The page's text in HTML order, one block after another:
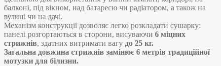
балконі, під вікном, над батареєю чи радіатором, а також на
вулиці чи на дачі.
Механізм конструкції дозволяє легко розкладати сушарку:
панелі розгортаються в сторони, висуваючи 6 міцних
стрижнів, здатних витримати вагу до 25 кг.
Загальна довжина стрижнів замінює 6 метрів традиційної
мотузки для білизни.